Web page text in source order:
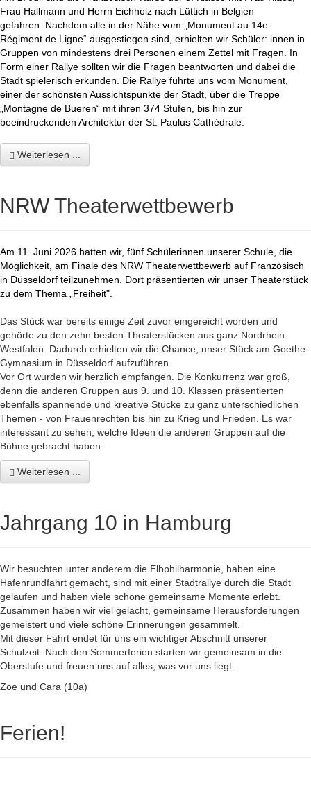
Frau Hallmann und Herrn Eichholz nach Lüttich in Belgien
gefahren. Nachdem alle in der Nähe vom „Monument au 14e
Régiment de Ligne“ ausgestiegen sind, erhielten wir Schüler: innen in
Gruppen von mindestens drei Personen einem Zettel mit Fragen. In
Form einer Rallye sollten wir die Fragen beantworten und dabei die
Stadt spielerisch erkunden. Die Rallye führte uns vom Monument,
einer der schönsten Aussichtspunkte der Stadt, über die Treppe
„Montagne de Bueren“ mit ihren 374 Stufen, bis hin zur
beeindruckenden Architektur der St. Paulus Cathédrale.
Weiterlesen ...
NRW Theaterwettbewerb
Am 11. Juni 2026 hatten wir, fünf Schülerinnen unserer Schule, die
Möglichkeit, am Finale des NRW Theaterwettbewerb auf Französisch
in Düsseldorf teilzunehmen. Dort präsentierten wir unser Theaterstück
zu dem Thema „Freiheit".
Das Stück war bereits einige Zeit zuvor eingereicht worden und
gehörte zu den zehn besten Theaterstücken aus ganz Nordrhein-
Westfalen. Dadurch erhielten wir die Chance, unser Stück am Goethe-
Gymnasium in Düsseldorf aufzuführen.
Vor Ort wurden wir herzlich empfangen. Die Konkurrenz war groß,
denn die anderen Gruppen aus 9. und 10. Klassen präsentierten
ebenfalls spannende und kreative Stücke zu ganz unterschiedlichen
Themen - von Frauenrechten bis hin zu Krieg und Frieden. Es war
interessant zu sehen, welche Ideen die anderen Gruppen auf die
Bühne gebracht haben.
Weiterlesen ...
Jahrgang 10 in Hamburg
Wir besuchten unter anderem die Elbphilharmonie, haben eine
Hafenrundfahrt gemacht, sind mit einer Stadtrallye durch die Stadt
gelaufen und haben viele schöne gemeinsame Momente erlebt.
Zusammen haben wir viel gelacht, gemeinsame Herausforderungen
gemeistert und viele schöne Erinnerungen gesammelt.
Mit dieser Fahrt endet für uns ein wichtiger Abschnitt unserer
Schulzeit. Nach den Sommerferien starten wir gemeinsam in die
Oberstufe und freuen uns auf alles, was vor uns liegt.
Zoe und Cara (10a)
Ferien!